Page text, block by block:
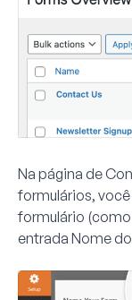
Na página de
formulários,
formulário
entrada Nome